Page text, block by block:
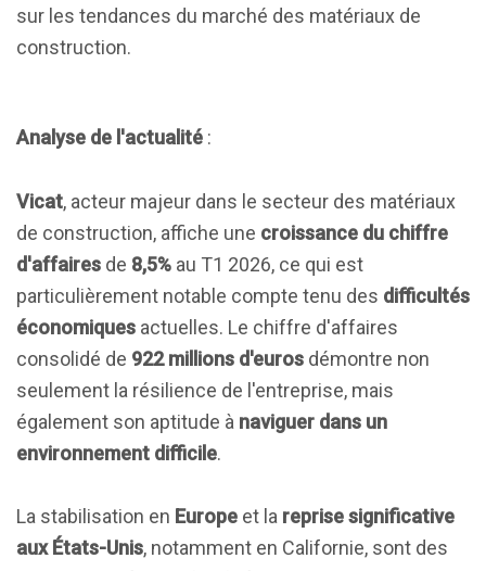
sur les tendances du marché des matériaux de
construction.
Analyse de l'actualité :
Vicat, acteur majeur dans le secteur des matériaux
de construction, affiche une croissance du chiffre
d'affaires de 8,5% au T1 2026, ce qui est
particulièrement notable compte tenu des difficultés
économiques actuelles. Le chiffre d'affaires
consolidé de 922 millions d'euros démontre non
seulement la résilience de l'entreprise, mais
également son aptitude à naviguer dans un
environnement difficile.
La stabilisation en Europe et la reprise significative
aux États-Unis, notamment en Californie, sont des